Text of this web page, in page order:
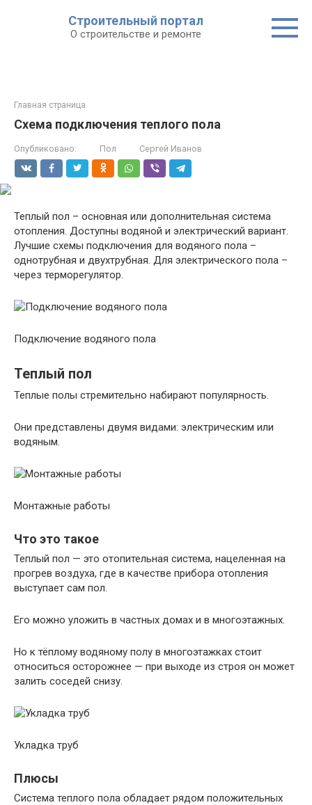
Строительный портал
О строительстве и ремонте
Главная страница
Схема подключения теплого пола
Опубликовано: Пол Сергей Иванов
Теплый пол – основная или дополнительная система
отопления. Доступны водяной и электрический вариант.
Лучшие схемы подключения для водяного пола –
однотрубная и двухтрубная. Для электрического пола –
через терморегулятор.
Подключение водяного пола
Теплый пол
Теплые полы стремительно набирают популярность.
Они представлены двумя видами: электрическим или
водяным.
Монтажные работы
Что это такое
Теплый пол — это отопительная система, нацеленная на
прогрев воздуха, где в качестве прибора отопления
выступает сам пол.
Его можно уложить в частных домах и в многоэтажных.
Но к тёплому водяному полу в многоэтажках стоит
относиться осторожнее — при выходе из строя он может
залить соседей снизу.
Укладка труб
Плюсы
Система теплого пола обладает рядом положительных